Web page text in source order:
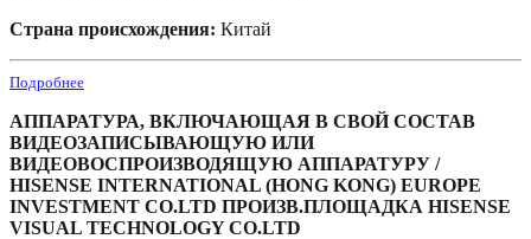
Страна происхождения: Китай
Подробнее
АППАРАТУРА, ВКЛЮЧАЮЩАЯ В СВОЙ СОСТАВ
ВИДЕОЗАПИСЫВАЮЩУЮ ИЛИ
ВИДЕОВОСПРОИЗВОДЯЩУЮ АППАРАТУРУ /
HISENSE INTERNATIONAL (HONG KONG) EUROPE
INVESTMENT CO.LTD ПРОИЗВ.ПЛОЩАДКА HISENSE
VISUAL TECHNOLOGY CO.LTD